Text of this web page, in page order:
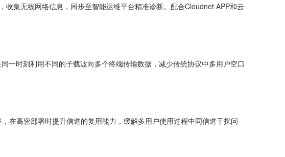
集无线网络信息，同步至智能运维平台精准诊断。配合Cloudnet APP和云
时刻利用不同的子载波向多个终端传输数据，减少传统协议中多用户空口
在高密部署时提升信道的复用能力，缓解多用户使用过程中同信道干扰问